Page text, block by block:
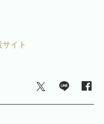
イト